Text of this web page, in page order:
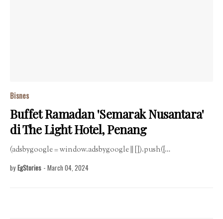
Bisnes
Buffet Ramadan 'Semarak Nusantara'
di The Light Hotel, Penang
(adsbygoogle = window.adsbygoogle || []).push({…
by EgStories - March 04, 2024